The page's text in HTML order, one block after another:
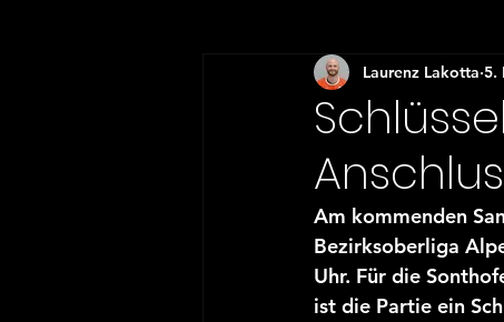
JSG wA-Jugend JSG
JSG mC-Jugend JSG
Aktuelles
Laurenz Lakotta 5.
Am kommenden
Bezirksoberliga
Uhr. Für die
ist die Partie ein